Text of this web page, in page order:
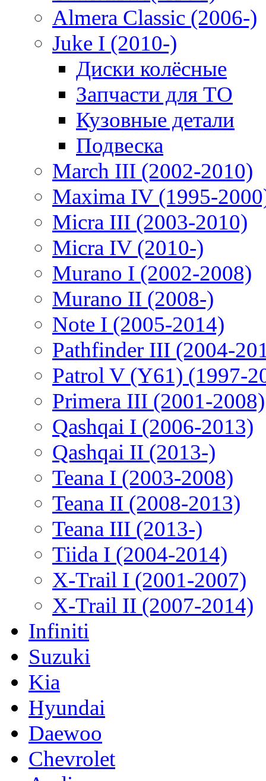
Almera Classic (2006-)
Juke I (2010-)
Диски колёсные
Запчасти для ТО
Кузовные детали
Подвеска
March III (2002-2010)
Maxima IV (1995-
Micra III (2003-2010)
Micra IV (2010-)
Murano I (2002-2008)
Murano II (2008-)
Note I (2005-2014)
Pathfinder III (2004-
Patrol V (Y61) (1997-
Primera III (2001-2008)
Qashqai I (2006-2013)
Qashqai II (2013-)
Teana I (2003-2008)
Teana II (2008-2013)
Teana III (2013-)
Tiida I (2004-2014)
X-Trail I (2001-2007)
X-Trail II (2007-2014)
Infiniti
Suzuki
Kia
Hyundai
Daewoo
Chevrolet